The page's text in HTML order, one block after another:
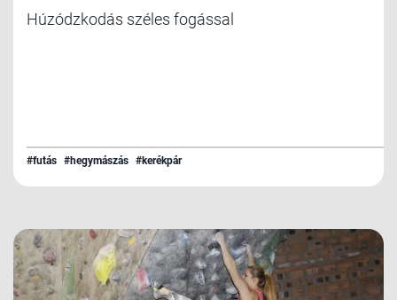
Húzódzkodás széles fogással
#futás #hegymászás #kerékpár